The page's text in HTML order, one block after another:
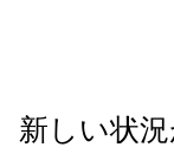
新しい状